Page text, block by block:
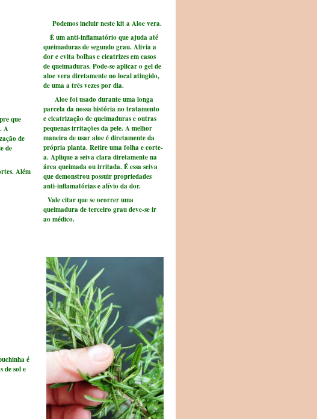
que
A
de
de
Além
é
de sol e
Podemos incluir neste kit a Aloe vera.
É um anti-inflamatório que ajuda até
queimaduras de segundo grau. Alivia a
dor e evita bolhas e cicatrizes em casos
de queimaduras. Pode-se aplicar o gel de
aloe vera diretamente no local atingido,
de uma a três vezes por dia.
Aloe foi usado durante uma longa
parcela da nossa história no tratamento
e cicatrização de queimaduras e outras
pequenas irritações da pele. A melhor
maneira de usar aloe é diretamente da
própria planta. Retire uma folha e corte-
a. Aplique a seiva clara diretamente na
área queimada ou irritada. É essa seiva
que demonstrou possuir propriedades
anti-inflamatórias e alívio da dor.
Vale citar que se ocorrer uma
queimadura de terceiro grau deve-se ir
ao médico.